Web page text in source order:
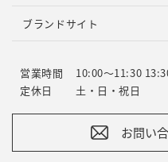
ブランドサイト
営業時間
10:00～11:30
定休日
土・日・祝日
お問い